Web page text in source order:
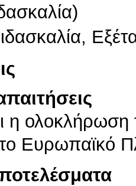
η
Ευρωπαϊκό